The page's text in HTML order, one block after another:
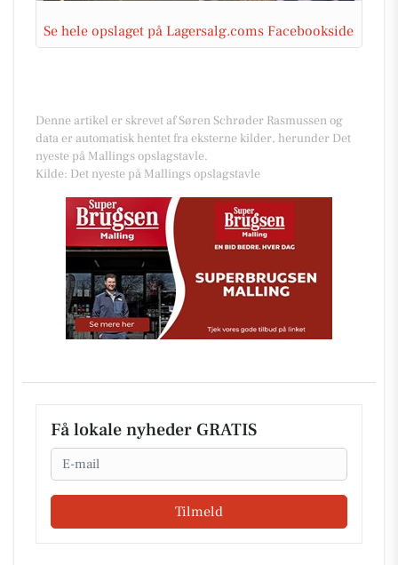
Se hele opslaget på Lagersalg.coms Facebookside
Denne artikel er skrevet af Søren Schrøder Rasmussen og
data er automatisk hentet fra eksterne kilder, herunder Det
nyeste på Mallings opslagstavle.
Kilde: Det nyeste på Mallings opslagstavle
Få lokale nyheder GRATIS
Email
Tilmeld